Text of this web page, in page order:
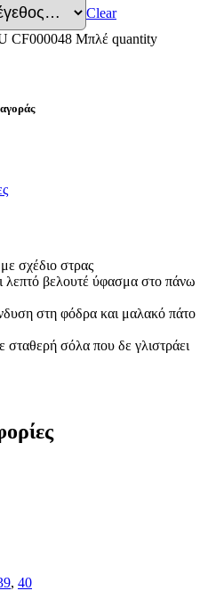
Clear
CF000048 Μπλέ quantity
σχέδιο στρας
βελουτέ ύφασμα στο πάνω
στη φόδρα και μαλακό πάτο
σταθερή σόλα που δε γλιστράει
, 40